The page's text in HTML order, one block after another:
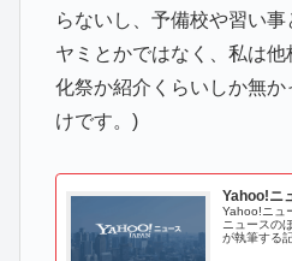
らないし、予備校や習い事
ヤミとかではなく、私は
化祭か紹介くらいしか無
けです。)
Yahoo!ニ
Yahoo!ニュ
ニュースの
が執筆する